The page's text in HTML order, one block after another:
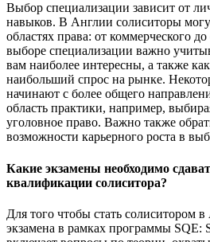
Выбор специализации зависит от
навыков. В Англии солиситоры
областях права: от коммерческого
выборе специализации важно
вам наиболее интересны, а также
наибольший спрос на рынке.
начинают с более общего
область практики, например,
уголовное право. Важно также
возможности карьерного роста в
Какие экзамены необходимо
квалификации солиситора?
Для того чтобы стать солиситором
экзамена в рамках программы SQE: